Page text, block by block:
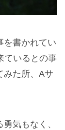
を書かれてい
ているとの事
みた所、Aサ
気もなく、